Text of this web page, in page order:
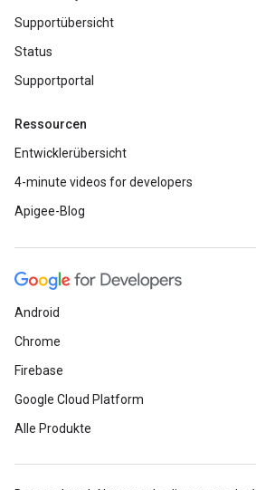
Supportübersicht
Status
Supportportal
Ressourcen
Entwicklerübersicht
4-minute videos for developers
Apigee-Blog
Android
Chrome
Firebase
Google Cloud Platform
Alle Produkte